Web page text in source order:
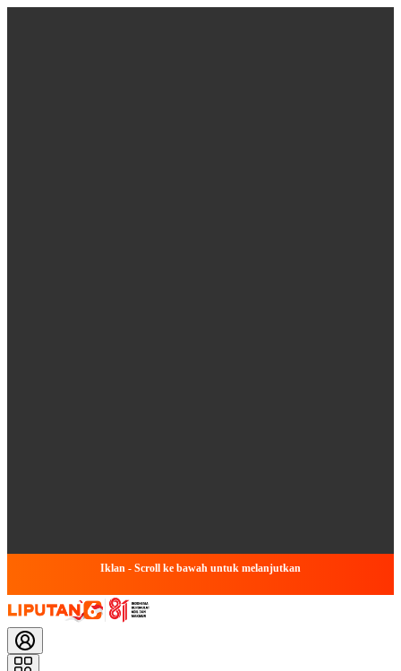
Iklan - Scroll ke bawah untuk melanjutkan